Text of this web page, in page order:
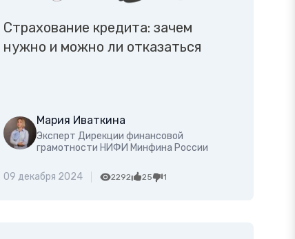
Страхование кредита: зачем
нужно и можно ли отказаться
Мария Иваткина
Эксперт Дирекции финансовой
грамотности НИФИ Минфина России
09 декабря 2024 2292 25 1